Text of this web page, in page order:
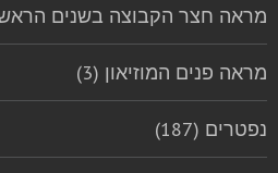
מראה חצר הקבוצה בשנים
מראה פנים המוזיאון (3)
נפטרים (187)